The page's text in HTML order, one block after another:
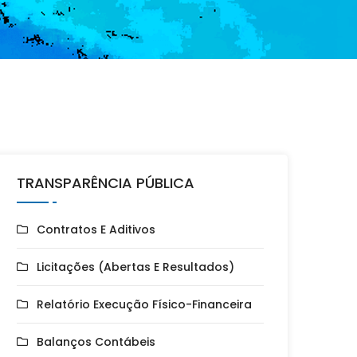
TRANSPARÊNCIA PÚBLICA
Contratos E Aditivos
Licitações (Abertas E Resultados)
Relatório Execução Físico-Financeira
Balanços Contábeis